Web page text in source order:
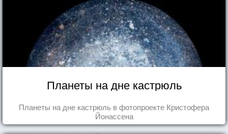
Планеты на дне кастрюль
Планеты на дне кастрюль в фотопроекте Кристофера
Йонассена